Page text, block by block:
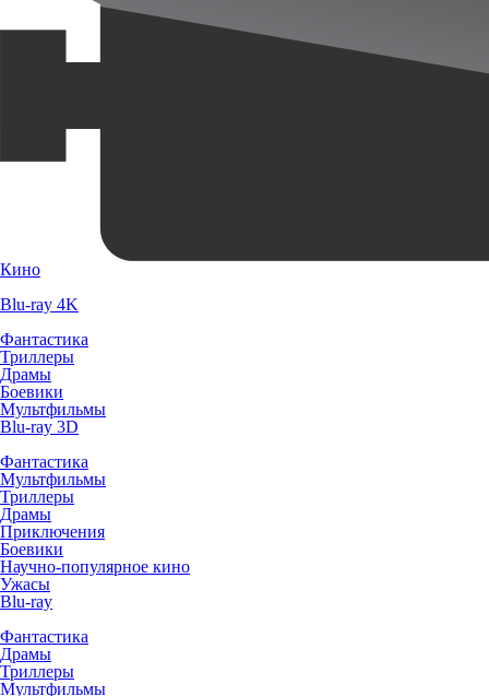
Кино
Blu-ray 4K
Фантастика
Триллеры
Драмы
Боевики
Мультфильмы
Blu-ray 3D
Фантастика
Мультфильмы
Триллеры
Драмы
Приключения
Боевики
Научно-популярное кино
Ужасы
Blu-ray
Фантастика
Драмы
Триллеры
Мультфильмы